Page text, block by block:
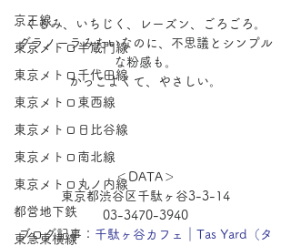
京王線
東京メトロ半蔵門線
東京メトロ千代田線
東京メトロ東西線
東京メトロ日比谷線
東京メトロ南北線
東京メトロ丸ノ内線
都営地下鉄
東急東横線
くるみ、いちじく、レーズン、ごろごろ。
グラノーラみたいなのに、不思議とシンプル
な粉感も。
かっこよくて、やさしい。
＜DATA＞
東京都渋谷区千駄ヶ谷3-3-14
03-3470-3940
ブログ記事： 千駄ヶ谷カフェ｜Tas Yard（タ